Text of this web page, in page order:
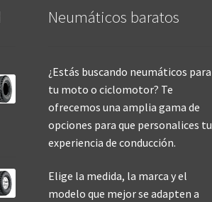
Neumáticos baratos
¿Estás buscando neumáticos para
tu moto o ciclomotor? Te
ofrecemos una amplia gama de
opciones para que personalices tu
experiencia de conducción.
Elige la medida, la marca y el
modelo que mejor se adapten a